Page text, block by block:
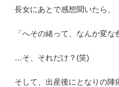
長女にあとで感想聞いたら、
「へその緒って、なんか変な
…そ、それだけ？(笑)
そして、出産後にとなりの陣